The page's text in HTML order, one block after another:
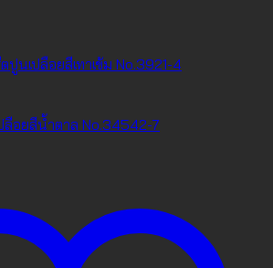
ปูนเปลือยสีเทาเข้ม No.3921-4